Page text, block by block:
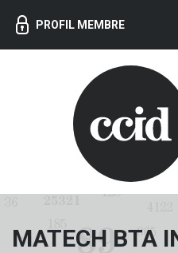
PROFIL MEMBRE
MATECH BTA